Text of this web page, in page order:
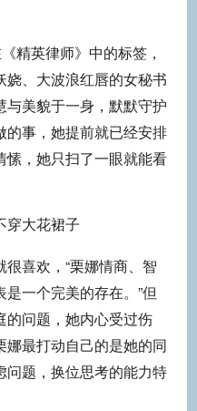
精英律师》中的标签，
、大波浪红唇的女秘书
美貌于一身，默默守护
的事，她提前就已经安排
愫，她只扫了一眼就能看
喜欢，“栗娜情商、智
一个完美的存在。”但
的问题，她内心受过伤
最打动自己的是她的同
问题，换位思考的能力特